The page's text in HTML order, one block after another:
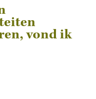
vond ik